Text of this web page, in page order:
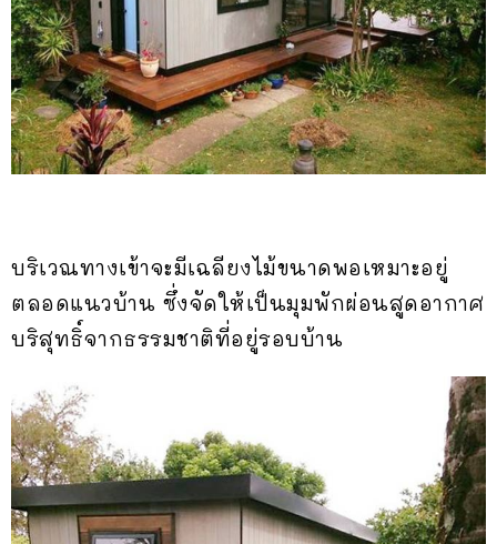
บริเวณทางเข้าจะมีเฉลียงไม้ขนาดพอเหมาะอยู่
ตลอดแนวบ้าน ซึ่งจัดให้เป็นมุมพักผ่อนสูดอากาศ
บริสุทธิ์จากธรรมชาติที่อยู่รอบบ้าน